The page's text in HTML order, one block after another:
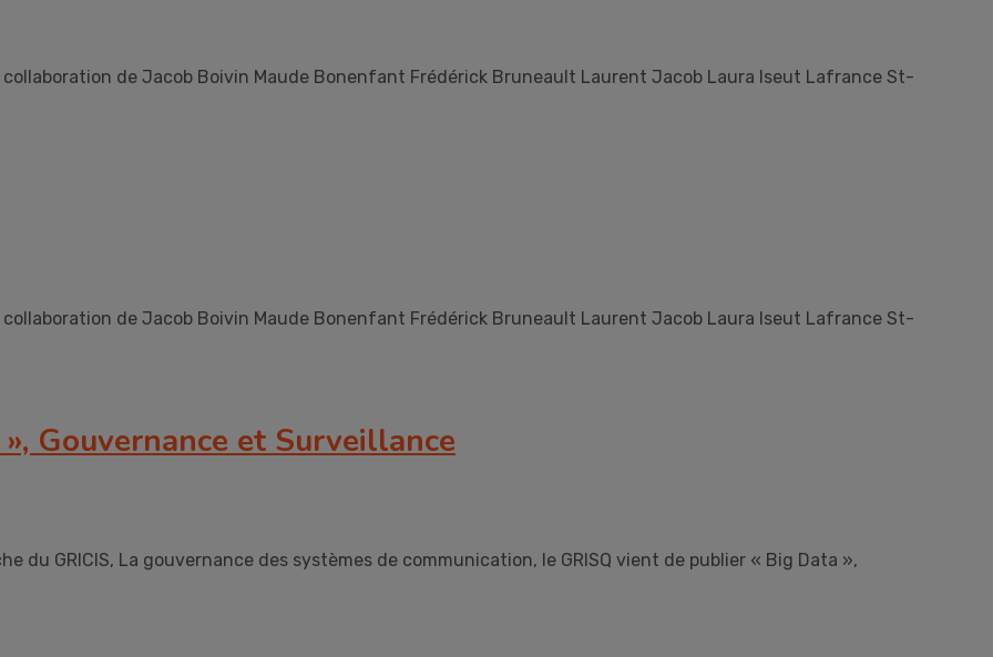
de Jacob Boivin Maude Bonenfant Frédérick Bruneault Laurent Jacob Laura Iseut Lafrance St-
de Jacob Boivin Maude Bonenfant Frédérick Bruneault Laurent Jacob Laura Iseut Lafrance St-
Gouvernance et Surveillance
du GRICIS, La gouvernance des systèmes de communication, le GRISQ vient de publier « Big Data »,